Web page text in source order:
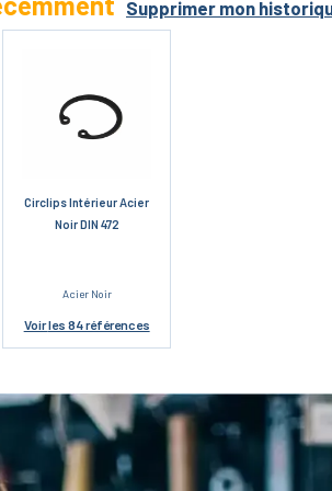
Supprimer mon
Circlips Intérieur Acier
Noir DIN 472
Acier Noir
Voirles 84 références